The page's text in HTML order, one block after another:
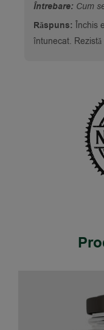
Întrebare: Cum
Răspuns: Închis
întunecat. Rezistă